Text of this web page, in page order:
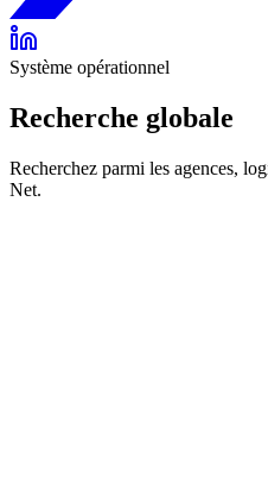
Système opérationnel
Recherche globale
Recherchez parmi les agences,
Net.